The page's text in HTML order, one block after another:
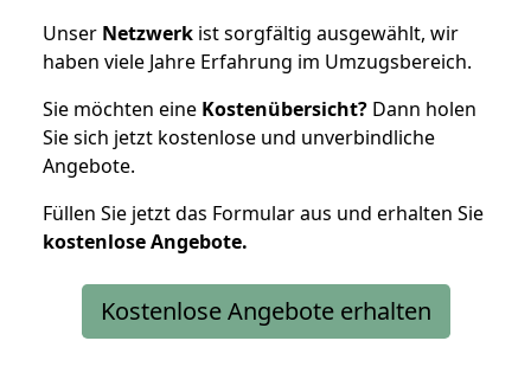
Unser Netzwerk ist sorgfältig ausgewählt, wir
haben viele Jahre Erfahrung im Umzugsbereich.
Sie möchten eine Kostenübersicht? Dann holen
Sie sich jetzt kostenlose und unverbindliche
Angebote.
Füllen Sie jetzt das Formular aus und erhalten Sie
kostenloseAngebote.
Kostenlose Angebote erhalten